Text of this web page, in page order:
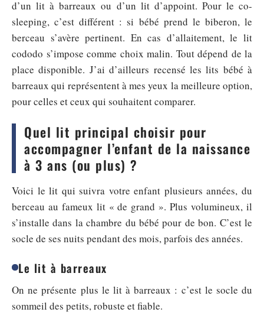
d’un lit à barreaux ou d’un lit d’appoint. Pour le co-
sleeping, c’est différent : si bébé prend le biberon, le
berceau s’avère pertinent. En cas d’allaitement, le lit
cododo s’impose comme choix malin. Tout dépend de la
place disponible. J’ai d’ailleurs recensé les lits bébé à
barreaux qui représentent à mes yeux la meilleure option,
pour celles et ceux qui souhaitent comparer.
Quel lit principal choisir pour
accompagner l’enfant de la naissance
à 3 ans (ou plus) ?
Voici le lit qui suivra votre enfant plusieurs années, du
berceau au fameux lit « de grand ». Plus volumineux, il
s’installe dans la chambre du bébé pour de bon. C’est le
socle de ses nuits pendant des mois, parfois des années.
Le lit à barreaux
On ne présente plus le lit à barreaux : c’est le socle du
sommeil des petits, robuste et fiable.